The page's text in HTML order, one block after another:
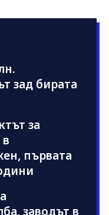
зад бирата
за
първата
заводът в